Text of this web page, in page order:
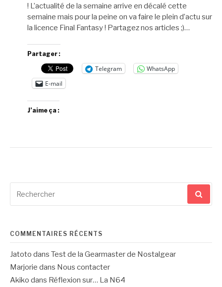
! L’actualité de la semaine arrive en décalé cette
semaine mais pour la peine on va faire le plein d’actu sur
la licence Final Fantasy ! Partagez nos articles ;)…
Partager :
Telegram
WhatsApp
E-mail
J’aime ça :
pour
COMMENTAIRES RÉCENTS
Jatoto dans Test de la Gearmaster de Nostalgear
Marjorie dans Nous contacter
Akiko dans Réflexion sur… La N64